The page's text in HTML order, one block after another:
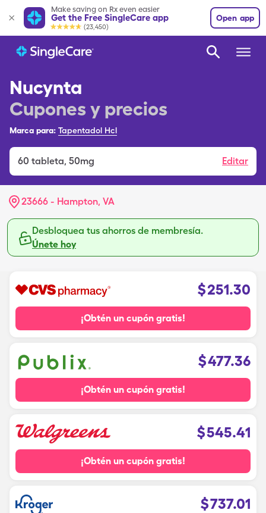
Make saving on Rx even easier
Get the Free SingleCare app
(23,450)
Open app
Nucynta
Cupones y precios
Marca para: Tapentadol Hcl
60 tableta, 50mg Editar
23666 - Hampton, VA
Desbloquea tus ahorros de membresía.
Únete hoy
$251.30
¡Obtén un cupón gratis!
$477.36
¡Obtén un cupón gratis!
$545.41
¡Obtén un cupón gratis!
$737.01